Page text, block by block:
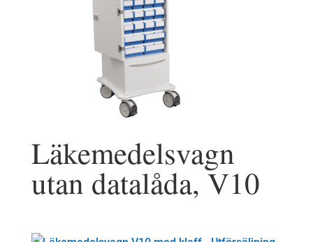
Läkemedelsvagn
utan datalåda, V10